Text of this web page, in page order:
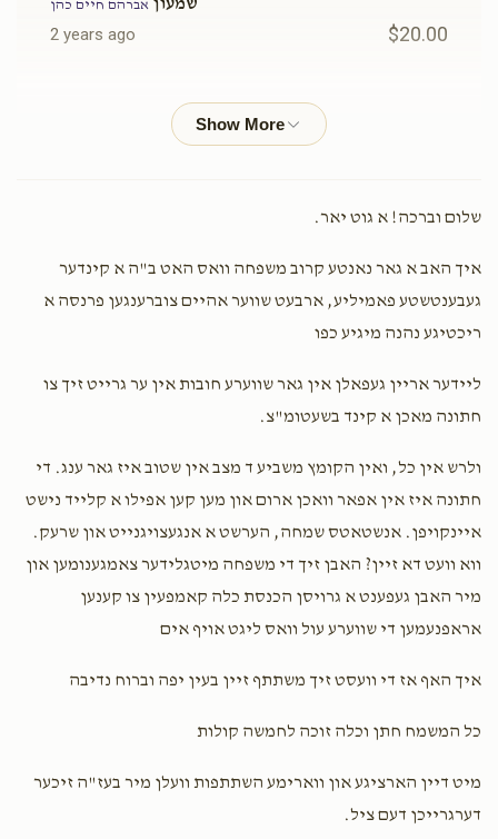
$1,750.00
דירה חתן כלה
יום החופה
$3,600.00
$4,000.00
שבת שבע ברכות
$6,500.00
זאַל חתונה נאכט
$7,200.00
סעודת החתונה
$8,000.00
אברהם חיים כהן
2 years ago $20.00
יואל
שותף לדבר מצוה
תזכו למצות
שלום וברכה! א גוט יאר.
איך האב א גאר נאנטע קרוב משפחה וואס האט ב"ה א קינדער
געבענטשטע פאמיליע, ארבעט שווער אהיים צוברענגען פרנסה א
ריכטיגע נהנה מיגיע כפו
ליידער אריין געפאלן אין גאר שווערע חובות אין ער גרייט זיך צו
חתונה מאכן א קינד בשעטומ"צ.
ולרש אין כל, ואין הקומץ משביע ד מצב אין שטוב איז גאר ענג. די
חתונה איז אין אפאר וואכן ארום און מען קען אפילו א קלייד נישט
איינקויפן. אנשטאטס שמחה, הערשט א אנגעצויגנייט און שרעק.
ווא וועט דא זיין? האבן זיך די משפחה מיטגלידער צאמגענומען און
מיר האבן געפענט א גרויסן הכנסת כלה קאמפעין צו קענען
אראפנעמען די שווערע עול וואס ליגט אויף אים
איך האף אז די וועסט זיך משתתף זיין בעין יפה וברוח נדיבה
כל המשמח חתן וכלה זוכה לחמשה קולות
מיט דיין הארציגע און ווארימע השתתפות וועלן מיר בעז"ה זיכער
דערגרייכן דעם ציל.